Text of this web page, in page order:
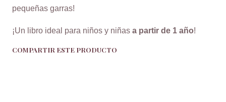
pequeñas garras!
¡Un libro ideal para niños y niñas a partir de 1 año!
COMPARTIR ESTE PRODUCTO